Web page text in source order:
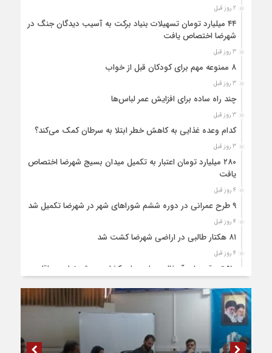
2 روز قبل
۴۴ میلیارد تومان تسهیلات بنیاد برکت به آسیب دیدگان جنگ در
شهرضا اختصاص یافت
3 روز قبل
۸ ممنوعه مهم برای کودکان قبل از خواب
3 روز قبل
چند راه ساده برای افزایش عمر لباس‌ها
3 روز قبل
کدام وعده غذایی به کاهش خطر ابتلا به سرطان کمک می‌کند؟
3 روز قبل
۲۸۰ میلیارد تومان اعتبار به تکمیل میدان بسیج شهرضا اختصاص
یافت
4 روز قبل
۹ طرح عمرانی در دوره ششم شوراهای شهر در شهرضا تکمیل شد
4 روز قبل
۸۱ هکتار طالبی در اراضی شهرضا کشت شد
4 روز قبل
۹۱۰ تن قیر برای آسفالت جاده های کشاورزی شهرضا و دهاقان
4 روز قبل
نخستین مرکز هوش مصنوعی و کسب‌ و کار خلاق شهرستان
شهرضا افتتاح شد
4 روز قبل